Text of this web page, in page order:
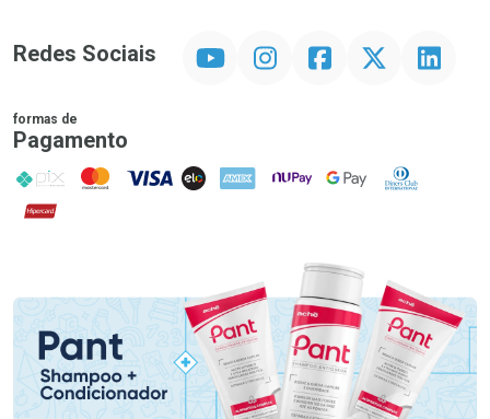
Redes Sociais InstagramFacebookTwitter Linkedin
formas de
Pagamento
PIX MasterCard
VISA ELO AMEX NuPay Google PayDiners Club
Hipercard
Promoção em Destaque